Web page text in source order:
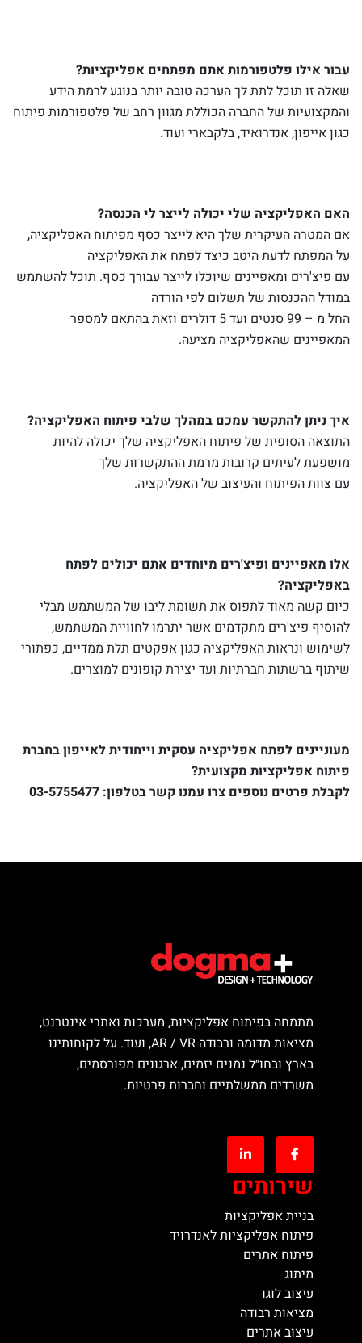
עבור אילו פלטפורמות אתם מפתחים אפליקציות?
שאלה זו תוכל לתת לך הערכה טובה יותר בנוגע לרמת הידע
והמקצועיות של החברה הכוללת מגוון רחב של פלטפורמות פיתוח
כגון אייפון, אנדרואיד, בלקבארי ועוד.
האם האפליקציה שלי יכולה לייצר לי הכנסה?
אם המטרה העיקרית שלך היא לייצר כסף מפיתוח האפליקציה,
על המפתח לדעת היטב כיצד לפתח את האפליקציה
עם פיצ'רים ומאפיינים שיוכלו לייצר עבורך כסף. תוכל להשתמש
במודל ההכנסות של תשלום לפי הורדה
החל מ – 99 סנטים ועד 5 דולרים וזאת בהתאם למספר
המאפיינים שהאפליקציה מציעה.
איך ניתן להתקשר עמכם במהלך שלבי פיתוח האפליקציה?
התוצאה הסופית של פיתוח האפליקציה שלך יכולה להיות
מושפעת לעיתים קרובות מרמת ההתקשרות שלך
עם צוות הפיתוח והעיצוב של האפליקציה.
אלו מאפיינים ופיצ'רים מיוחדים אתם יכולים לפתח
באפליקציה?
כיום קשה מאוד לתפוס את תשומת ליבו של המשתמש מבלי
להוסיף פיצ'רים מתקדמים אשר יתרמו לחוויית המשתמש,
לשימוש ונראות האפליקציה כגון אפקטים תלת ממדיים, כפתורי
שיתוף ברשתות חברתיות ועד יצירת קופונים למוצרים.
מעוניינים לפתח אפליקציה עסקית וייחודית לאייפון בחברת
פיתוח אפליקציות מקצועית?
לקבלת פרטים נוספים צרו עמנו קשר בטלפון: 03-5755477
מתמחה בפיתוח אפליקציות, מערכות ואתרי אינטרנט,
מציאות מדומה ורבודה AR / VR, ועוד. על לקוחותינו
בארץ ובחו״ל נמנים יזמים, ארגונים מפורסמים,
משרדים ממשלתיים וחברות פרטיות.
שירותים
בניית אפליקציות
פיתוח אפליקציות לאנדרויד
פיתוח אתרים
מיתוג
עיצוב לוגו
מציאות רבודה
עיצוב אתרים